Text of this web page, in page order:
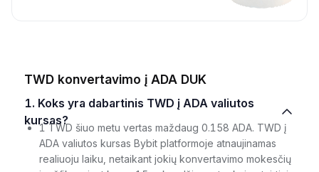
TWD konvertavimo į ADA DUK
1. Koks yra dabartinis TWD į ADA valiutos
kursas?
1 TWD šiuo metu vertas maždaug 0.158 ADA. TWD į
ADA valiutos kursas Bybit platformoje atnaujinamas
realiuoju laiku, netaikant jokių konvertavimo mokesčių